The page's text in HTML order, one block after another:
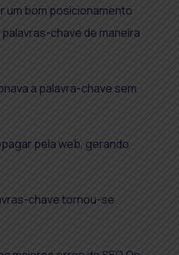
um bom posicionamento
chave de maneira
a palavra-chave sem
pela web, gerando
chave tornou-se